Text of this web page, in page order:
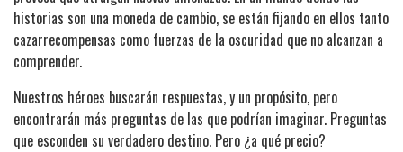
historias son una moneda de cambio, se están fijando en ellos tanto
cazarrecompensas como fuerzas de la oscuridad que no alcanzan a
comprender.
Nuestros héroes buscarán respuestas, y un propósito, pero
encontrarán más preguntas de las que podrían imaginar. Preguntas
que esconden su verdadero destino. Pero ¿a qué precio?